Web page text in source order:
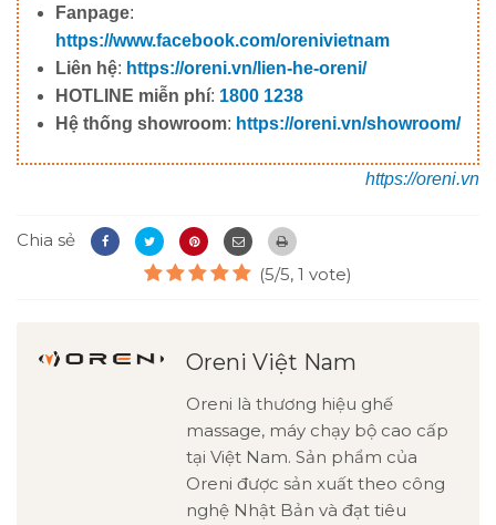
Fanpage:
https://www.facebook.com/orenivietnam
Liên hệ: https://oreni.vn/lien-he-oreni/
HOTLINE miễn phí: 1800 1238
Hệ thống showroom: https://oreni.vn/showroom/
https://oreni.vn
Chia sẻ
(5/5, 1 vote)
Oreni Việt Nam
Oreni là thương hiệu ghế
massage, máy chạy bộ cao cấp
tại Việt Nam. Sản phẩm của
Oreni được sản xuất theo công
nghệ Nhật Bản và đạt tiêu